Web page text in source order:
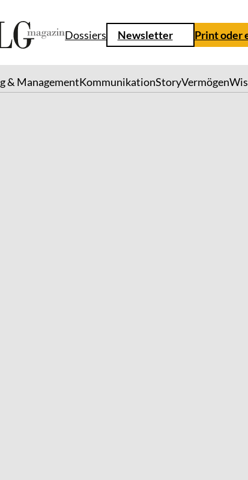
Dossiers Newsletter Print oder
& ManagementKommunikationStoryVermögen